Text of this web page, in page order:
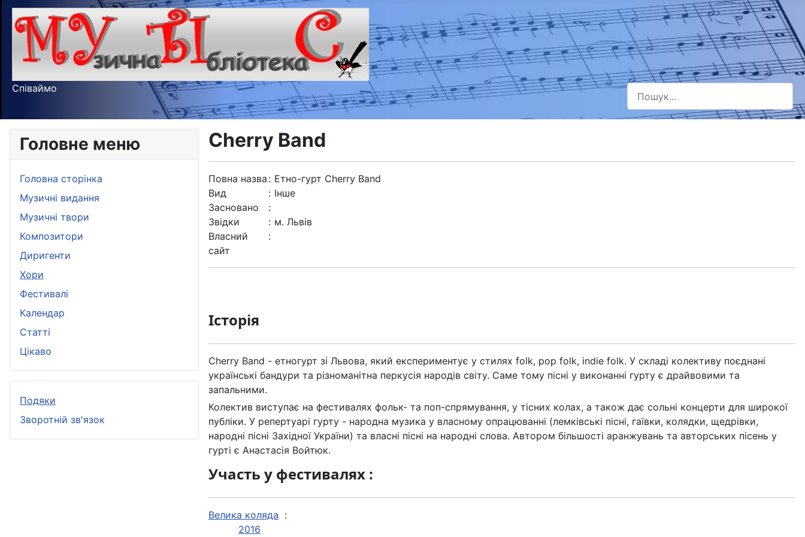
Співаймо Пошук
Type 2 or more characters for results.
Головне меню
Головна сторінка
Музичні видання
Музичні твори
Композитори
Диригенти
Хори
Фестивалі
Календар
Статті
Цікаво
Подяки
Зворотній зв'язок
Cherry Band
Повна назва : Етно-гурт Cherry Band
Вид
: Інше
Засновано
:
Звідки
: м. Львiв
Власний
сайт
:
Історія
Cherry Band - етногурт зi Львова, який експериментує у стилях folk, pop folk, indie folk. У складi колективу поєднанi
українськi бандури та рiзноманiтна перкусiя народiв свiту. Саме тому пiснi у виконаннi гурту є драйвовими та
запальними.
Колектив виступає на фестивалях фольк- та поп-спрямування, у тiсних колах, а також дає сольнi концерти для широкої
публiки. У репертуарi гурту - народна музика у власному опрацюваннi (лемкiвськi пiснi, гаївки, колядки, щедрiвки,
народнi пiснi Захiдної України) та власнi пiснi на народнi слова. Автором бiльшостi аранжувань та авторських пiсень у
гуртi є Анастасiя Войтюк.
Участь у фестивалях :
Велика коляда :
2016